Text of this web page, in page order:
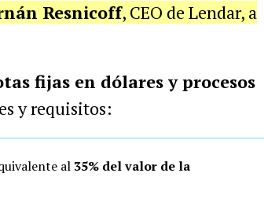
Resnicoff, CEO de Lendar, a
fijas en dólares y procesos
y requisitos:
al 35% del valor de la